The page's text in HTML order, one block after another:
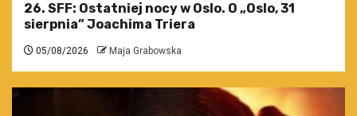
26. SFF: Ostatniej nocy w Oslo. O „Oslo, 31
sierpnia” Joachima Triera
05/08/2026 Maja Grabowska